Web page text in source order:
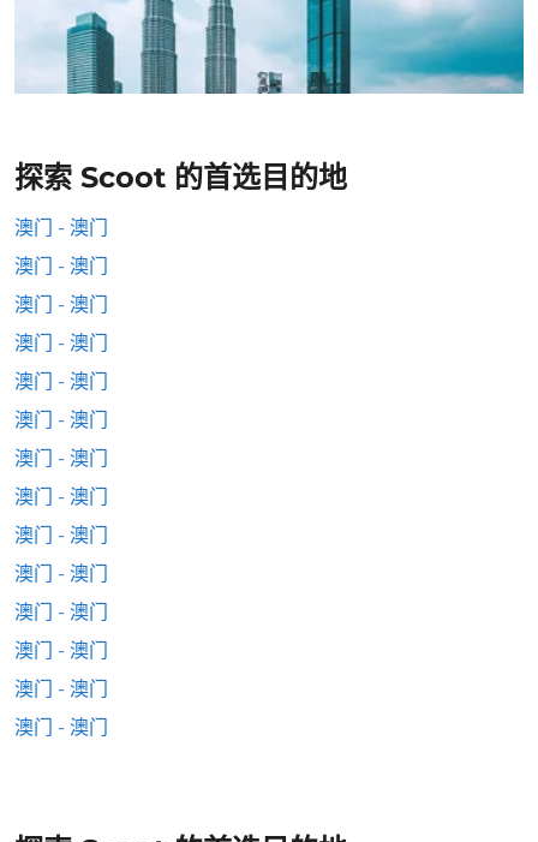
探索 Scoot 的首选目的地
澳门 - 澳门
澳门 - 澳门
澳门 - 澳门
澳门 - 澳门
澳门 - 澳门
澳门 - 澳门
澳门 - 澳门
澳门 - 澳门
澳门 - 澳门
澳门 - 澳门
澳门 - 澳门
澳门 - 澳门
澳门 - 澳门
澳门 - 澳门